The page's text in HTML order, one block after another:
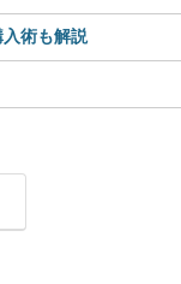
術も解説